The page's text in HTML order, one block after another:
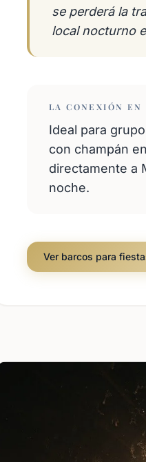
se perderá la
local nocturno
LA CONEXIÓN EN
Ideal para
con champán
directamente a
noche.
Ver barcos para